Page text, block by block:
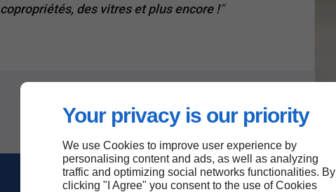
Your privacy is our priority
We use Cookies to improve user experience by
personalising content and ads, as well as analyzing
traffic and optimizing social networks functionalities. By
clicking "I Agree" you consent to the use of Cookies
copropriétés, des vitres et plus encore !